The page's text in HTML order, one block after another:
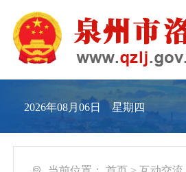
2026年08月06日 星期四